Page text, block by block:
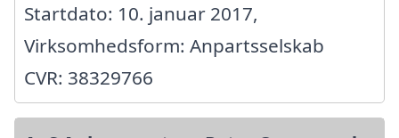
Startdato: 10. januar 2017,
Virksomhedsform: Anpartsselskab
CVR: 38329766